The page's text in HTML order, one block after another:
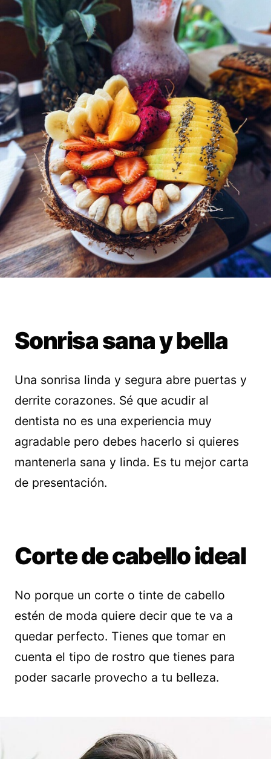
Sonrisa sana y bella
Una sonrisa linda y segura abre puertas y
derrite corazones. Sé que acudir al
dentista no es una experiencia muy
agradable pero debes hacerlo si quieres
mantenerla sana y linda. Es tu mejor carta
de presentación.
Corte de cabello ideal
No porque un corte o tinte de cabello
estén de moda quiere decir que te va a
quedar perfecto. Tienes que tomar en
cuenta el tipo de rostro que tienes para
poder sacarle provecho a tu belleza.